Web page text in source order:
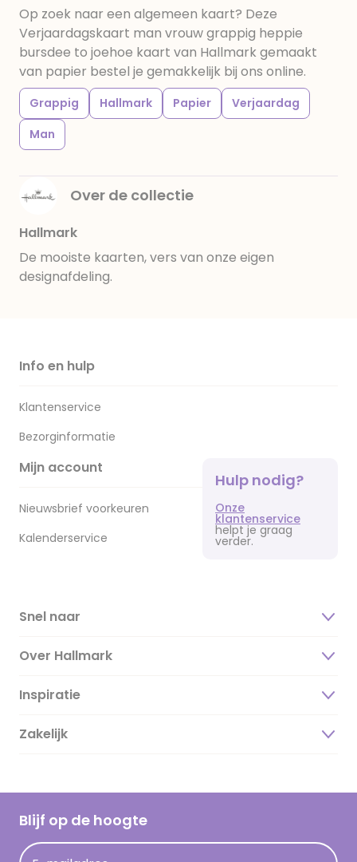
Op zoek naar een algemeen kaart? Deze
Verjaardagskaart man vrouw grappig heppie
bursdee to joehoe kaart van Hallmark gemaakt
van papier bestel je gemakkelijk bij ons online.
Grappig Hallmark Papier
Verjaardag
Man
Over de collectie
Hallmark
De mooiste kaarten, vers van onze eigen
designafdeling.
Info en hulp
Klantenservice
Bezorginformatie
Mijn account
Nieuwsbrief voorkeuren
Kalenderservice
Hulp nodig?
Onze
klantenservice
helpt je graag
verder.
Snel naar
Over Hallmark
Over ons
Duurzaamheid
Hallmark Kaartclub
Acties
Inspiratie
Magazine
Cadeau inspiratie
Kaartinspiratie
Zakelijk
Blijf op de hoogte